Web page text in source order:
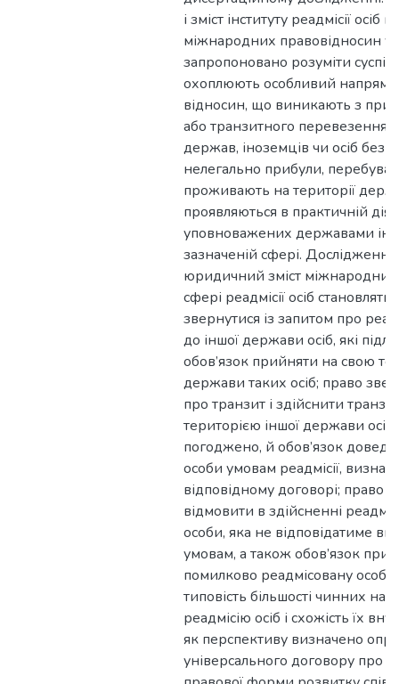
і зміст інституту реадмісії осіб
міжнародних правовідносин у
запропоновано розуміти
охоплюють особливий напрям
відносин, що виникають з
або транзитного перевезення
держав, іноземців чи осіб без
нелегально прибули,
проживають на території
проявляються в практичній
уповноважених державами
зазначеній сфері.
юридичний зміст міжнародних
сфері реадмісії осіб
звернутися із запитом про
до іншої держави осіб, які
обов’язок прийняти на свою
держави таких осіб; право
про транзит і здійснити
територією іншої держави
погоджено, й обов’язок
особи умовам реадмісії,
відповідному договорі; право
відмовити в здійсненні
особи, яка не відповідатиме
умовам, а також обов’язок
помилково реадмісовану
типовість більшості чинних на
реадмісію осіб і схожість їх
як перспективу визначено
універсального договору про